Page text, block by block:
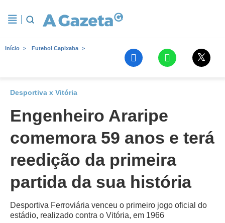
Início Futebol Capixaba
Desportiva x Vitória
Engenheiro Araripe
comemora 59 anos e terá
reedição da primeira
partida da sua história
Desportiva Ferroviária venceu o primeiro jogo oficial do
estádio, realizado contra o Vitória, em 1966